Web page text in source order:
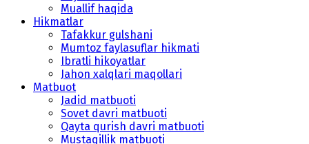
Muallif haqida
Hikmatlar
Tafakkur gulshani
Mumtoz faylasuflar hikmati
Ibratli hikoyatlar
Jahon xalqlari maqollari
Matbuot
Jadid matbuoti
Sovet davri matbuoti
Qayta qurish davri matbuoti
Mustaqillik matbuoti